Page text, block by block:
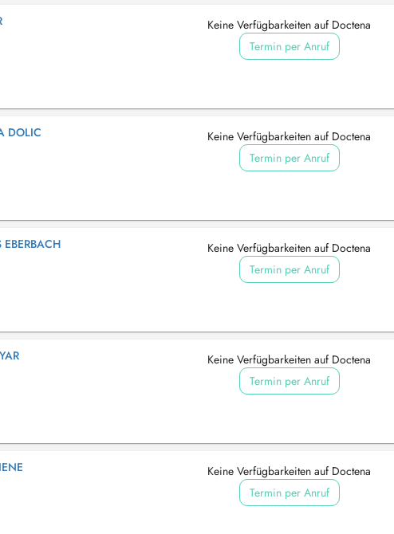
Keine Verfügbarkeiten auf Doctena
Termin per Anruf
DOLIC
Keine Verfügbarkeiten auf Doctena
Termin per Anruf
Keine Verfügbarkeiten auf Doctena
Termin per Anruf
Keine Verfügbarkeiten auf Doctena
Termin per Anruf
Keine Verfügbarkeiten auf Doctena
Termin per Anruf